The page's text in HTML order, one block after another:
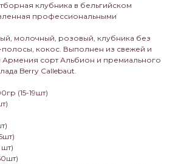
клубника в бельгийском
профессиональными
молочный, розовый, клубника без
кокос. Выполнен из свежей и
сорт Альбион и премиального
Berry Callebaut.
(15-19шт)